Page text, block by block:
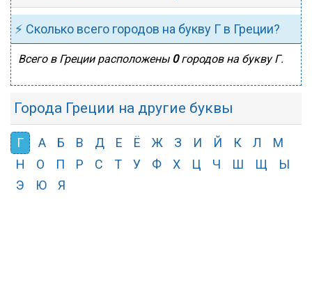
⚡ Сколько всего городов на букву Г в Греции?
Всего в Греции расположены 0городов на букву Г.
Города Греции на другие буквы
Г А Б В Д Е Ё Ж З И Й К Л
М
Н
О П Р С Т У Ф Х Ц Ч Ш Щ
Ы
Э
Ю Я